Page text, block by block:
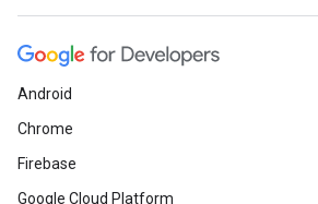
Android
Chrome
Firebase
Google Cloud Platform